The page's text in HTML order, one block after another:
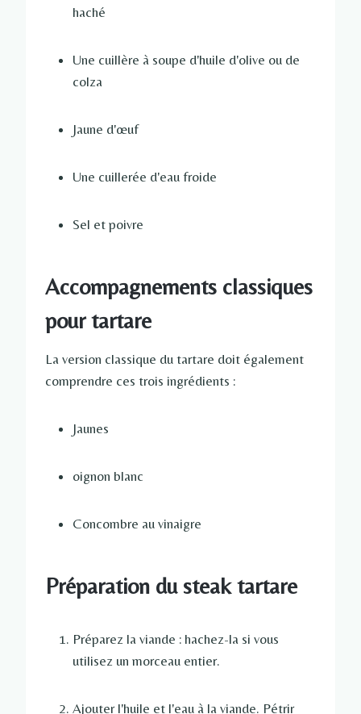
haché
Une cuillère à soupe d'huile d'olive ou de
colza
Jaune d'œuf
Une cuillerée d'eau froide
Sel et poivre
Accompagnements classiques
pour tartare
La version classique du tartare doit également
comprendre ces trois ingrédients :
Jaunes
oignon blanc
Concombre au vinaigre
Préparation du steak tartare
Préparez la viande : hachez-la si vous
utilisez un morceau entier.
Ajouter l'huile et l'eau à la viande. Pétrir